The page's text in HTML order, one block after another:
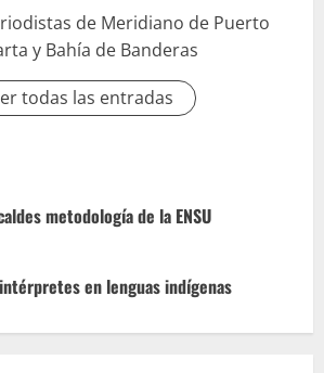
de Meridiano de Puerto
y Bahía de Banderas
todas las entradas
metodología de la ENSU
en lenguas indígenas